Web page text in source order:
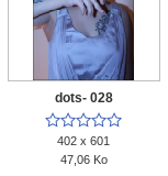
dots- 028

402 x 601
47,06 Ko